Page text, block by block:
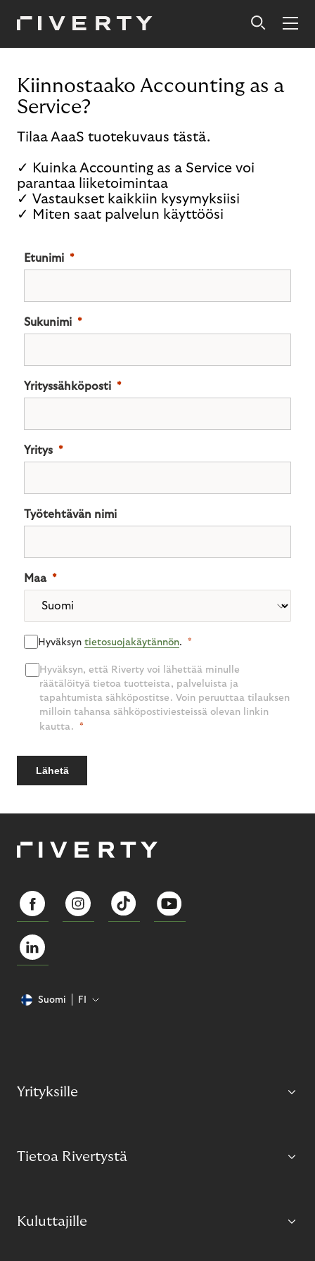
Kiinnostaako Accounting as a
Service?
Tilaa AaaS tuotekuvaus tästä.
✓ Kuinka Accounting as a Service voi
parantaa liiketoimintaa
✓ Vastaukset kaikkiin kysymyksiisi
✓ Miten saat palvelun käyttöösi
Etunimi
Sukunimi
Yrityssähköposti
Yritys
Työtehtävän nimi
Maa
Hyväksyn tietosuojakäytännön.
Hyväksyn, että Riverty voi lähettää minulle
räätälöityä tietoa tuotteista, palveluista ja
tapahtumista sähköpostitse. Voin peruuttaa tilauksen
milloin tahansa sähköpostiviesteissä olevan linkin
kautta.
Lähetä
Suomi FI
Yrityksille
Tietoa Rivertystä
Kuluttajille